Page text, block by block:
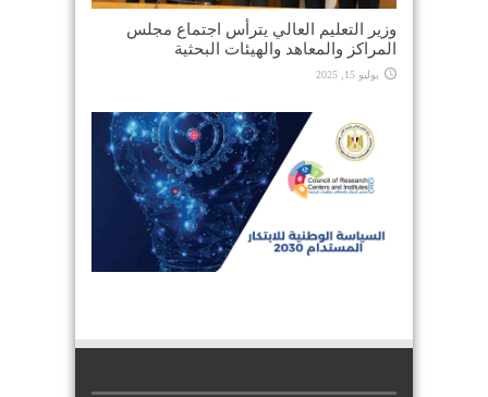
وزير التعليم العالي يترأس اجتماع مجلس
المراكز والمعاهد والهيئات البحثية
يوليو 15, 2025